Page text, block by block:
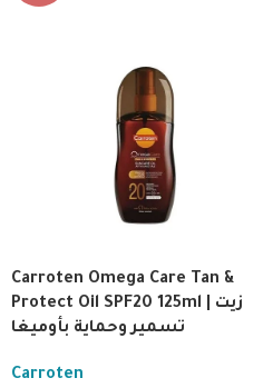
Carroten Omega Care Tan &
Protect Oil SPF20 125ml | زيت
تسمير وحماية بأوميغا
Carroten